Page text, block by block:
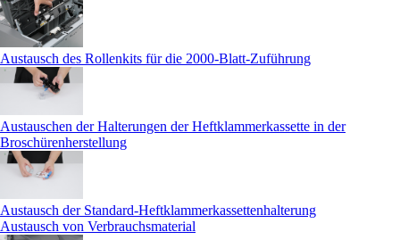
Austausch des Rollenkits für die 2000-Blatt-Zuführung
Austauschen der Halterungen der Heftklammerkassette in der
Broschürenherstellung
Austausch der Standard-Heftklammerkassettenhalterung
Austausch von Verbrauchsmaterial